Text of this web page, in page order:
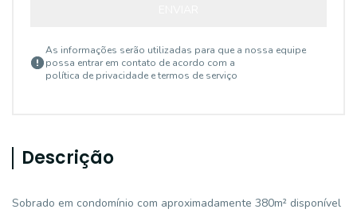
As informações serão utilizadas para que a nossa equipe
possa entrar em contato de acordo com a
política de privacidade e termos de serviço
Descrição
Sobrado em condomínio com aproximadamente 380m² disponível